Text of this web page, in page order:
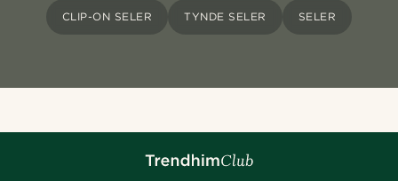
CLIP-ON SELER TYNDE SELER SELER